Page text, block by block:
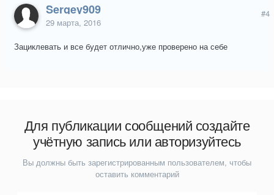
Sergey909
29 марта, 2016
#4
Зациклевать и все будет отлично,уже проверено на себе
Для публикации сообщений создайте
учётную запись или авторизуйтесь
Вы должны быть зарегистрированным пользователем, чтобы
оставить комментарий